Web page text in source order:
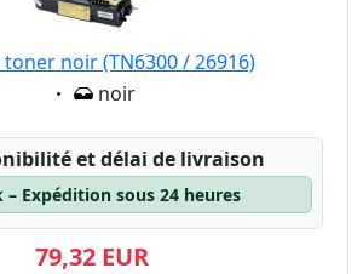
noir (TN6300 / 26916)
Eigenschaft:
noir
et délai de livraison
– Expédition sous 24 heures
79,32 EUR